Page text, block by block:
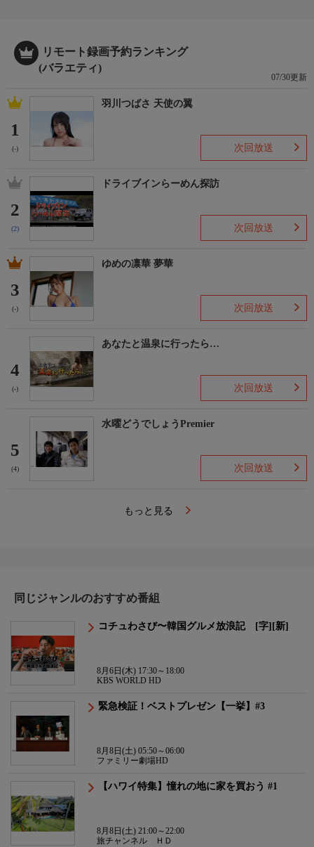
リモート録画予約ランキング
(バラエティ)
07/30更新
1
(-)
羽川つばさ 天使の翼
次回放送
2
(2)
ドライブインらーめん探訪
次回放送
3
(-)
ゆめの凛華 夢華
次回放送
4
(-)
あなたと温泉に行ったら…
次回放送
5
(4)
水曜どうでしょうPremier
次回放送
もっと見る
同じジャンルのおすすめ番組
コチュわさび〜韓国グルメ放浪記 [字][新]
8月6日(木) 17:30～18:00
KBS WORLD HD
緊急検証！ベストプレゼン【一挙】#3
8月8日(土) 05:50～06:00
ファミリー劇場HD
【ハワイ特集】憧れの地に家を買おう #1
8月8日(土) 21:00～22:00
旅チャンネル ＨＤ